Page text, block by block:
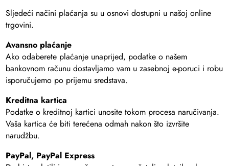
Sljedeći načini plaćanja su u osnovi dostupni u našoj online
trgovini.
Avansno plaćanje
Ako odaberete plaćanje unaprijed, podatke o našem
bankovnom računu dostavljamo vam u zasebnoj e-poruci i robu
isporučujemo po prijemu sredstava.
Kreditna kartica
Podatke o kreditnoj kartici unosite tokom procesa naručivanja.
Vaša kartica će biti terećena odmah nakon što izvršite
narudžbu.
PayPal, PayPal Express